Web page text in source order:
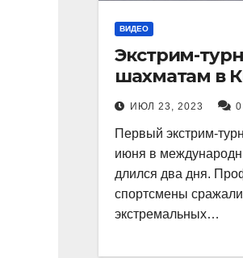
ВИДЕО
Экстрим-
шахматам в
ИЮЛ 23, 2023
Первый экстрим-
июня в
длился два дня.
спортсмены
экстремальных…